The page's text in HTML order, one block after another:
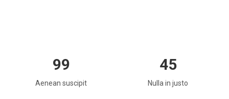
99
Aenean suscipit
45
Nulla in justo